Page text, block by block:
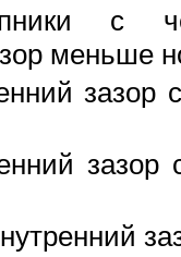
с
меньше
зазор
зазор